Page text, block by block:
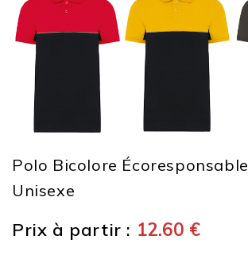
Polo Bicolore Écoresponsable
Unisexe
Prix à partir : 12.60 €